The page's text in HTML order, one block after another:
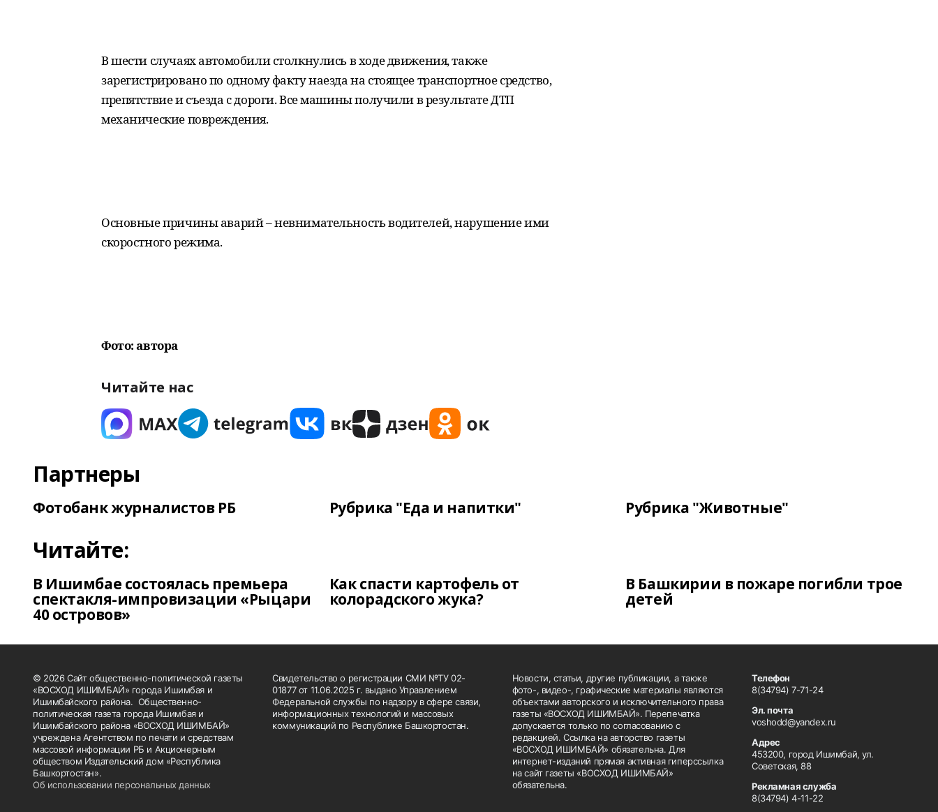
В шести случаях автомобили столкнулись в ходе движения, также
зарегистрировано по одному факту наезда на стоящее транспортное средство,
препятствие и съезда с дороги. Все машины получили в результате ДТП
механические повреждения.
Основные причины аварий – невнимательность водителей, нарушение ими
скоростного режима.
Фото: автора
Читайте нас
Партнеры
Фотобанк журналистов РБ Рубрика "Еда и напитки" Рубрика "Животные"
Читайте:
В Ишимбае состоялась премьера
спектакля-импровизации «Рыцари
40 островов»
Как спасти картофель от
колорадского жука?
В Башкирии в пожаре погибли трое
детей
© 2026 Сайт общественно-политической газеты
«ВОСХОД ИШИМБАЙ» города Ишимбая и
Ишимбайского района. Общественно-
политическая газета города Ишимбая и
Ишимбайского района «ВОСХОД ИШИМБАЙ»
учреждена Агентством по печати и средствам
массовой информации РБ и Акционерным
обществом Издательский дом «Республика
Башкортостан».
Об использовании персональных данных
Свидетельство о регистрации СМИ №ТУ 02-
01877 от 11.06.2025 г. выдано Управлением
Федеральной службы по надзору в сфере связи,
информационных технологий и массовых
коммуникаций по Республике Башкортостан.
Новости, статьи, другие публикации, а также
фото-, видео-, графические материалы являются
объектами авторского и исключительного права
газеты «ВОСХОД ИШИМБАЙ». Перепечатка
допускается только по согласованию с
редакцией. Ссылка на авторство газеты
«ВОСХОД ИШИМБАЙ» обязательна. Для
интернет-изданий прямая активная гиперссылка
на сайт газеты «ВОСХОД ИШИМБАЙ»
обязательна.
Телефон
8(34794) 7-71-24
Эл. почта
voshodd@yandex.ru
Адрес
453200, город Ишимбай, ул.
Советская, 88
Рекламная служба
8(34794) 4-11-22